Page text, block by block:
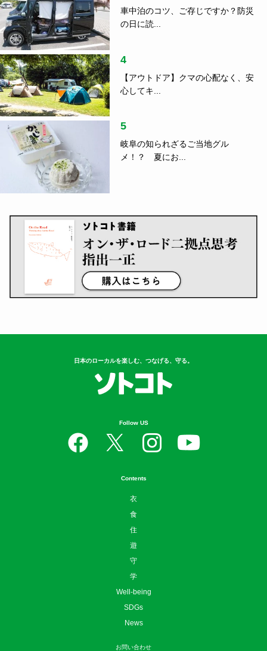
車中泊のコツ、ご存じですか？防災
の日に読...
4
【アウトドア】クマの心配なく、安
心してキ...
5
岐阜の知られざるご当地グル
メ！？ 夏にお...
日本のローカルを楽しむ、つなげる、守る。
Follow US
Contents
衣
食
住
遊
守
学
Well-being
SDGs
News
お問い合わせ